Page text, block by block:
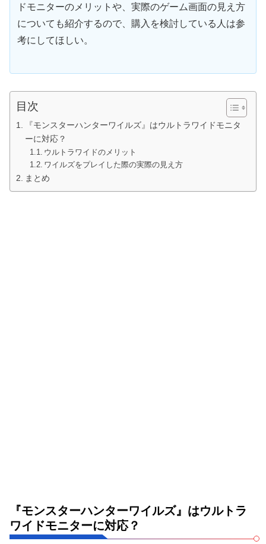
ドモニターのメリットや、実際のゲーム画面の見え方
についても紹介するので、購入を検討している人は参
考にしてほしい。
目次
『モンスターハンターワイルズ』はウルトラワイドモニタ
ーに対応？
ウルトラワイドのメリット
ワイルズをプレイした際の実際の見え方
まとめ
『モンスターハンターワイルズ』はウルトラ
ワイドモニターに対応？